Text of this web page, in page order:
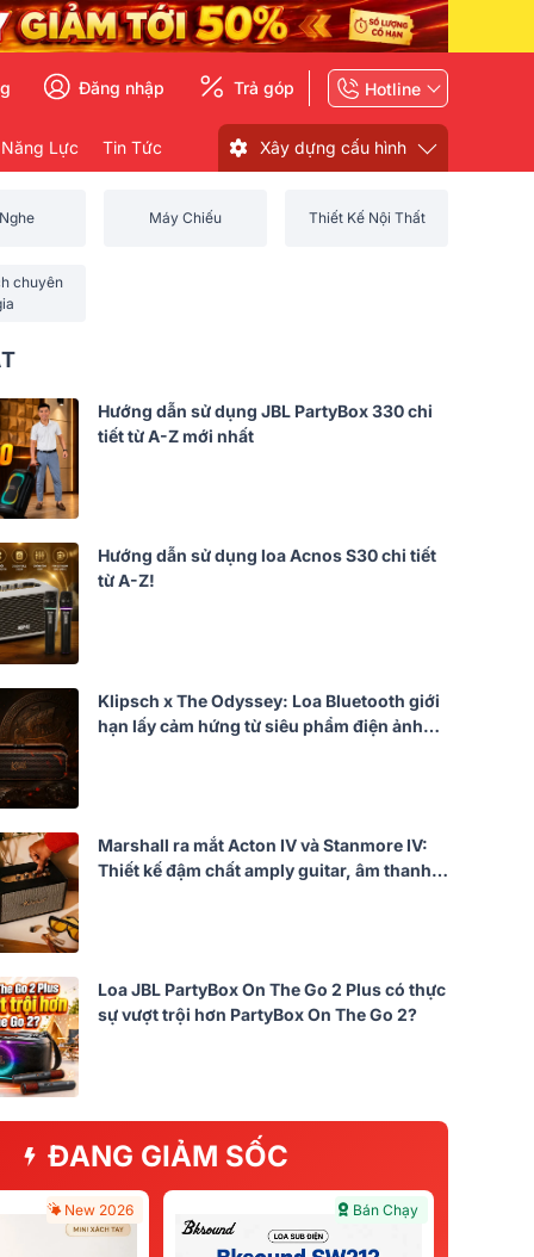
Đăng nhập Trả góp Hotline
Lực Tin Tức Xây dựng cấu hình
Máy Chiếu Thiết Kế Nội Thất
chuyên
Hướng dẫn sử dụng JBL PartyBox 330 chi
tiết từ A-Z mới nhất
Hướng dẫn sử dụng loa Acnos S30 chi tiết
từ A-Z!
Klipsch x The Odyssey: Loa Bluetooth giới
hạn lấy cảm hứng từ siêu phẩm điện ảnh
Marshall ra mắt Acton IV và Stanmore IV:
Thiết kế đậm chất amply guitar, âm thanh
Loa JBL PartyBox On The Go 2 Plus có thực
sự vượt trội hơn PartyBox On The Go 2?
ĐANG GIẢM SỐC
New 2026 Bán Chạy